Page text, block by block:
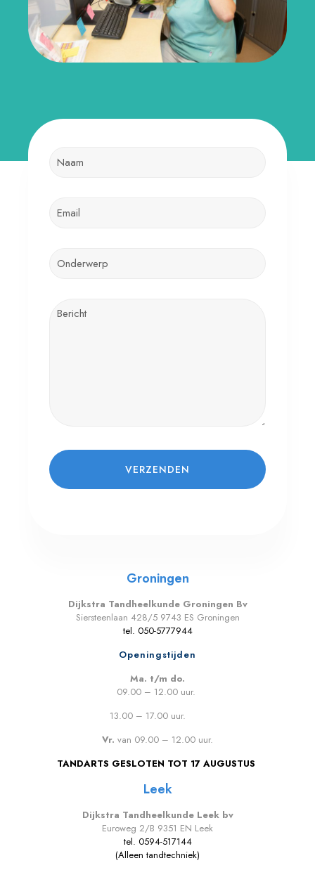
Groningen
Dijkstra Tandheelkunde Groningen Bv
Siersteenlaan 428/5 9743 ES Groningen
tel. 050-5777944
Openingstijden
Ma. t/m do.
09.00 – 12.00 uur.
13.00 – 17.00 uur.
Vr. van 09.00 – 12.00 uur.
TANDARTS GESLOTEN TOT 17 AUGUSTUS
Leek
Dijkstra Tandheelkunde Leek bv
Euroweg 2/B 9351 EN Leek
tel. 0594-517144
(Alleen tandtechniek)